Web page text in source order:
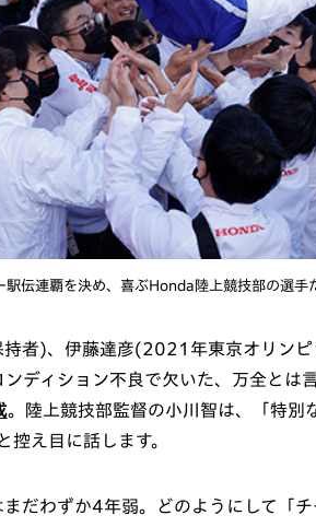
駅伝連覇を決め、喜ぶHonda陸上競技部の選手
持者)、伊藤達彦(2021年東京オリン
ディション不良で欠いた、万全とは
。陸上競技部監督の小川智は、「特別
え目に話します。
だわずか4年弱。どのようにして「